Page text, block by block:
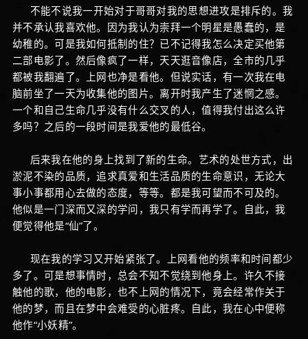
不能不说我一开始对于哥哥对我的思想进攻是排斥的。我
并不承认我喜欢他。因为我认为崇拜一个明星是愚蠢的，是
幼稚的。可是我如何抵制的住？已不记得我怎么决定买他第
二部电影了。然后像疯了一样，天天逛音像店，全市的几乎
都被我翻遍了。上网也净是看他。但说实话，有一次我在电
脑前坐了一天为收集他的图片。离开时我产生了迷惘之感。
一个和自己生命几乎没有什么交叉的人，值得我付出这么许
多吗？之后的一段时间是我爱他的最低谷。
后来我在他的身上找到了新的生命。艺术的处世方式，出
淤泥不染的品质，追求真爱和生活品质的生命意识，无论大
事小事都用心去做的态度，等等。都是我可望而不可及的。
他似是一门深而又深的学问，我只有学而再学了。自此，我
便觉得他是“仙”了。
现在我的学习又开始紧张了。上网看他的频率和时间都少
多了。可是想事情时，总会不知不觉绕到他身上。许久不接
触他的歌，他的电影，也不上网的情况下，竟会经常作关于
他的梦，而且在梦中会难受的心脏疼。自此，我在心中便称
他作“小妖精”。